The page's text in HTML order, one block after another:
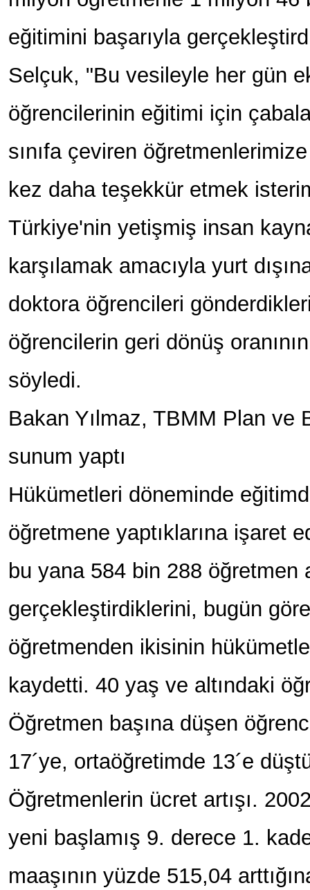
eğitimini başarıyla
Selçuk, "Bu vesileyle her gün
öğrencilerinin eğitimi için
sınıfa çeviren
kez daha teşekkür etmek
Türkiye'nin yetişmiş insan
karşılamak amacıyla yurt
doktora öğrencileri
öğrencilerin geri dönüş
söyledi.
Bakan Yılmaz, TBMM Plan ve
sunum yaptı
Hükümetleri döneminde
öğretmene yaptıklarına işaret
bu yana 584 bin 288 öğretmen
gerçekleştirdiklerini, bugün
öğretmenden ikisinin
kaydetti. 40 yaş ve altındaki
Öğretmen başına düşen
17´ye, ortaöğretimde 13´e
Öğretmenlerin ücret artışı.
yeni başlamış 9. derece 1.
maaşının yüzde 515,04